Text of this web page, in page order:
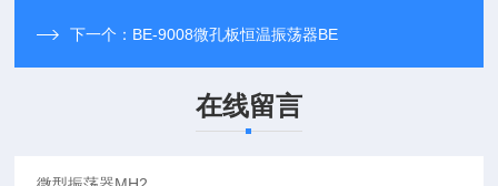
下一个： BE-9008微孔板恒温振荡器BE
在线留言